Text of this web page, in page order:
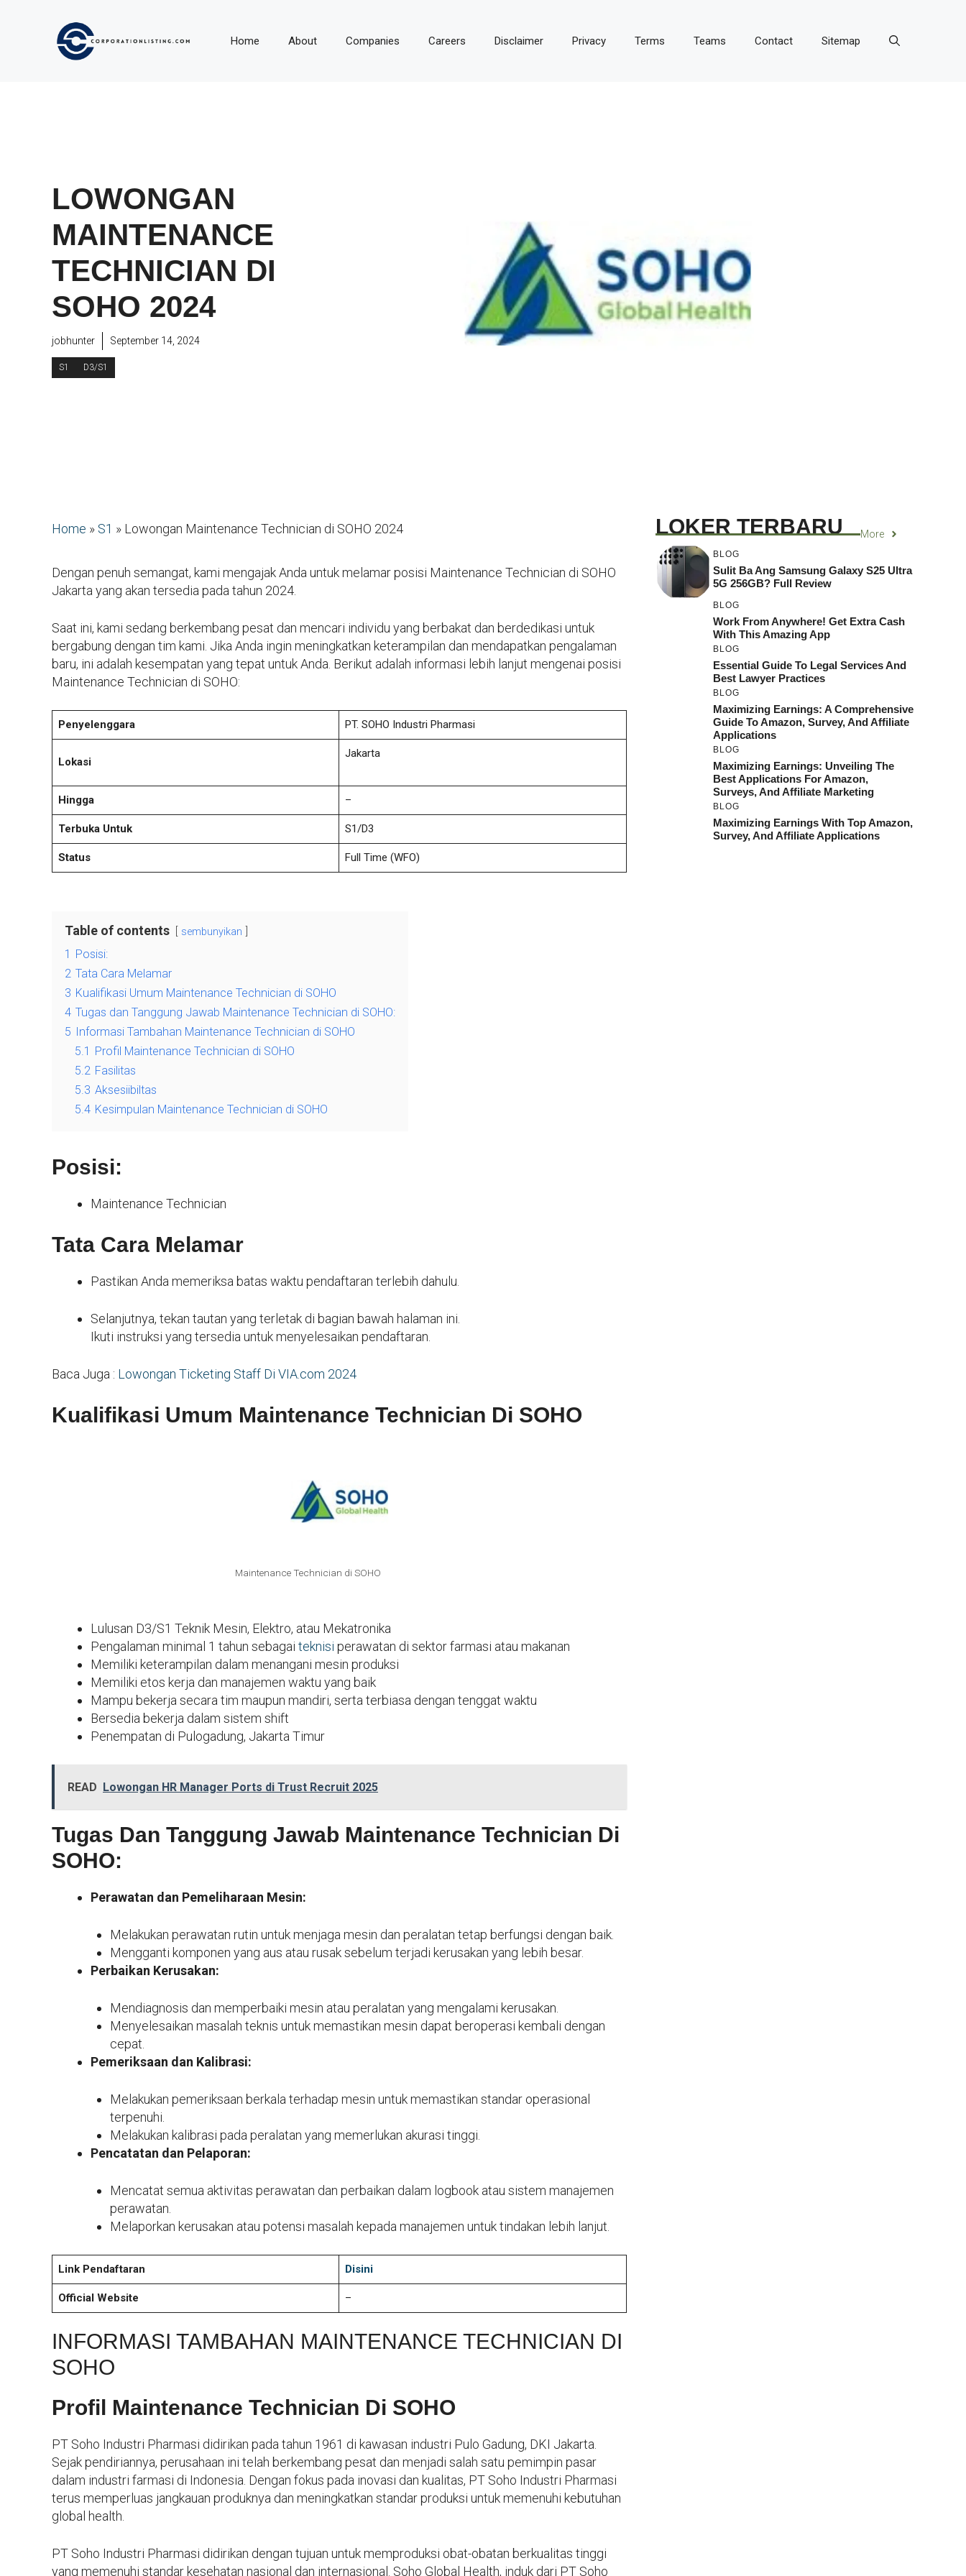
Home About Companies Careers Disclaimer Privacy Terms Teams Contact Sitemap
LOWONGAN
MAINTENANCE
TECHNICIAN DI
SOHO 2024
jobhunter September 14, 2024
S1 D3/S1
Home » S1 » Lowongan Maintenance Technician di SOHO 2024
Dengan penuh semangat, kami mengajak Anda untuk melamar posisi Maintenance Technician di SOHO
Jakarta yang akan tersedia pada tahun 2024.
Saat ini, kami sedang berkembang pesat dan mencari individu yang berbakat dan berdedikasi untuk
bergabung dengan tim kami. Jika Anda ingin meningkatkan keterampilan dan mendapatkan pengalaman
baru, ini adalah kesempatan yang tepat untuk Anda. Berikut adalah informasi lebih lanjut mengenai posisi
Maintenance Technician di SOHO:
Penyelenggara PT. SOHO Industri Pharmasi
Lokasi
Jakarta
Hingga –
Terbuka Untuk S1/D3
Status Full Time (WFO)
Table of contents sembunyikan
1
Posisi:
2 Tata Cara Melamar
3 Kualifikasi Umum Maintenance Technician di SOHO
4 Tugas dan Tanggung Jawab Maintenance Technician di SOHO:
5
Informasi Tambahan Maintenance Technician di SOHO
5.1
Profil Maintenance Technician di SOHO
5.2 Fasilitas
5.3 Aksesiibiltas
5.4 Kesimpulan Maintenance Technician di SOHO
Posisi:
Maintenance Technician
Tata Cara Melamar
Pastikan Anda memeriksa batas waktu pendaftaran terlebih dahulu.
Selanjutnya, tekan tautan yang terletak di bagian bawah halaman ini.
Ikuti instruksi yang tersedia untuk menyelesaikan pendaftaran.
Baca Juga : Lowongan Ticketing Staff Di VIA.com 2024
Kualifikasi Umum Maintenance Technician Di SOHO
Maintenance Technician di SOHO
Lulusan D3/S1 Teknik Mesin, Elektro, atau Mekatronika
Pengalaman minimal 1 tahun sebagai teknisi perawatan di sektor farmasi atau makanan
Memiliki keterampilan dalam menangani mesin produksi
Memiliki etos kerja dan manajemen waktu yang baik
Mampu bekerja secara tim maupun mandiri, serta terbiasa dengan tenggat waktu
Bersedia bekerja dalam sistem shift
Penempatan di Pulogadung, Jakarta Timur
READ Lowongan HR Manager Ports di Trust Recruit 2025
Tugas Dan Tanggung Jawab Maintenance Technician Di
SOHO:
Perawatan dan Pemeliharaan Mesin:
Melakukan perawatan rutin untuk menjaga mesin dan peralatan tetap berfungsi dengan baik.
Mengganti komponen yang aus atau rusak sebelum terjadi kerusakan yang lebih besar.
Perbaikan Kerusakan:
Mendiagnosis dan memperbaiki mesin atau peralatan yang mengalami kerusakan.
Menyelesaikan masalah teknis untuk memastikan mesin dapat beroperasi kembali dengan
cepat.
Pemeriksaan dan Kalibrasi:
Melakukan pemeriksaan berkala terhadap mesin untuk memastikan standar operasional
terpenuhi.
Melakukan kalibrasi pada peralatan yang memerlukan akurasi tinggi.
Pencatatan dan Pelaporan:
Mencatat semua aktivitas perawatan dan perbaikan dalam logbook atau sistem manajemen
perawatan.
Melaporkan kerusakan atau potensi masalah kepada manajemen untuk tindakan lebih lanjut.
Link Pendaftaran Disini
Official Website –
INFORMASI TAMBAHAN MAINTENANCE TECHNICIAN DI
SOHO
Profil Maintenance Technician Di SOHO
PT Soho Industri Pharmasi didirikan pada tahun 1961 di kawasan industri Pulo Gadung, DKI Jakarta.
Sejak pendiriannya, perusahaan ini telah berkembang pesat dan menjadi salah satu pemimpin pasar
dalam industri farmasi di Indonesia. Dengan fokus pada inovasi dan kualitas, PT Soho Industri Pharmasi
terus memperluas jangkauan produknya dan meningkatkan standar produksi untuk memenuhi kebutuhan
global health.
PT Soho Industri Pharmasi didirikan dengan tujuan untuk memproduksi obat-obatan berkualitas tinggi
yang memenuhi standar kesehatan nasional dan internasional. Soho Global Health, induk dari PT Soho
LOKER TERBARU More
BLOG
Sulit Ba Ang Samsung Galaxy S25 Ultra
5G 256GB? Full Review
BLOG
Work From Anywhere! Get Extra Cash
With This Amazing App
BLOG
Essential Guide To Legal Services And
Best Lawyer Practices
BLOG
Maximizing Earnings: A Comprehensive
Guide To Amazon, Survey, And Affiliate
Applications
BLOG
Maximizing Earnings: Unveiling The
Best Applications For Amazon,
Surveys, And Affiliate Marketing
BLOG
Maximizing Earnings With Top Amazon,
Survey, And Affiliate Applications